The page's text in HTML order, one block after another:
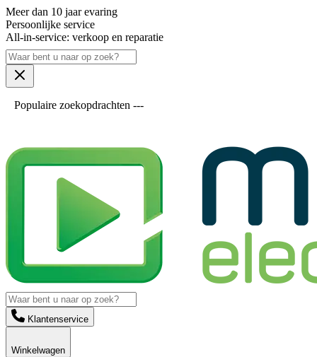
Meer dan 10 jaar evaring
Persoonlijke service
All-in-service: verkoop en reparatie
Populaire zoekopdrachten ---
Klantenservice
Winkelwagen